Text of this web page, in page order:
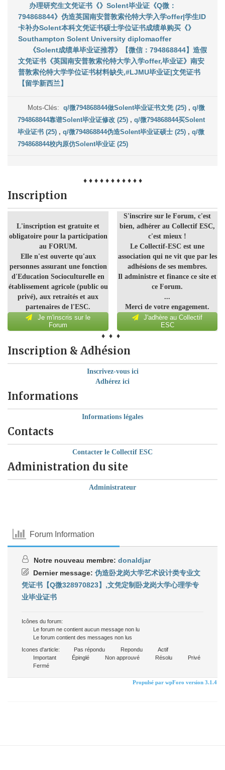
办理研究生文凭证书《》Solent毕业证《Q微：
794868844》伪造英国南安普敦索伦特大学入学offer|学生ID
卡补办Solent本科文凭证书硕士学位证书成绩单购买《》
Southampton Solent University diplomaoffer
《Solent成绩单毕业证推荐》【微信：794868844】造假
文凭证书《英国南安普敦索伦特大学入学offer,毕业证》南安
普敦索伦特大学学位证书材料缺失,#LJMU毕业证|文凭证书
【留学新西兰】
Mots-Clés:q/微794868844做Solent毕业证书文凭 (25) , q/微
794868844靠谱Solent毕业证修改 (25) , q/微794868844买Solent
毕业证书 (25) , q/微794868844伪造Solent毕业证硕士 (25) , q/微
794868844校内原仿Solent毕业证 (25)
♦ ♦ ♦ ♦ ♦ ♦ ♦ ♦ ♦ ♦ ♦
Inscription
L'inscription est gratuite et
obligatoire pour la participation
au FORUM.
Elle n'est ouverte qu'aux
personnes assurant une fonction
d'Education Socioculturelle en
établissement agricole (public ou
privé), aux retraités et aux
partenaires de l'ESC.
Je m'inscris sur le
Forum
S'inscrire sur le Forum, c'est
bien, adhérer au Collectif ESC,
c'est mieux !
Le Collectif-ESC est une
association qui ne vit que par les
adhésions de ses membres.
Il administre et finance ce site et
ce Forum.
...
Merci de votre engagement.
J'adhère au Collectif
ESC
♦ ♦ ♦
Inscription & Adhésion
Inscrivez-vous ici
Adhérez ici
Informations
Informations légales
Contacts
Contacter le Collectif ESC
Administration du site
Administrateur
Forum Information
Notre nouveau membre: donaldjar
Dernier message: 伪造卧龙岗大学艺术设计类专业文
凭证书【Q微328970823】,文凭定制卧龙岗大学心理学专
业毕业证书
Icônes du forum:
Le forum ne contient aucun message non lu
Le forum contient des messages non lus
Icones d'article:
Pas répondu Repondu
Actif
Important
Épinglé Non approuvé Résolu
Privé
Fermé
Propulsé par wpForo version 3.1.4